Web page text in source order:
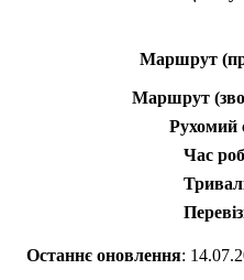
Маршрут
Маршрут
Рухомий
Час
Останнє оновлення: